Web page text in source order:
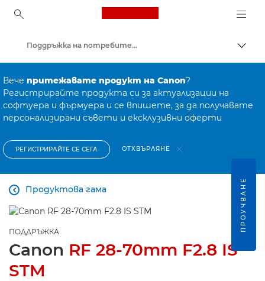
Canon Logo, back to
Поддръжка на потребителски продукти
Вече притежавате продукт на Canon?
Регистрирайте продукта си за актуализации на
софтуера и фърмуера и се впишете, за да получавате
персонализирани съвети и ексклузивни оферти
РЕГИСТРИРАЙТЕ СЕ СЕГА ОТХВЪРЛЯНЕ
Продуктова гама

ПОДДРЪЖКА
Canon RF 28-70mm F2.8 IS
STM
ПРОУЧВАНЕ